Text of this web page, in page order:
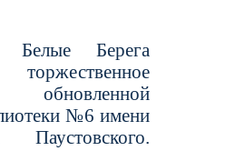
Белые Берега
торжественное
обновленной
№6 имени
Паустовского.